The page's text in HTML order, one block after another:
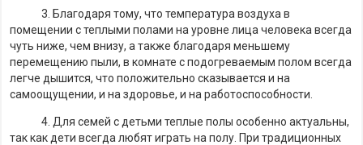
3. Благодаря тому, что температура воздуха в
помещении с теплыми полами на уровне лица человека всегда
чуть ниже, чем внизу, а также благодаря меньшему
перемещению пыли, в комнате с подогреваемым полом всегда
легче дышится, что положительно сказывается и на
самоощущении, и на здоровье, и на работоспособности.
4. Для семей с детьми теплые полы особенно актуальны,
так как дети всегда любят играть на полу. При традиционных